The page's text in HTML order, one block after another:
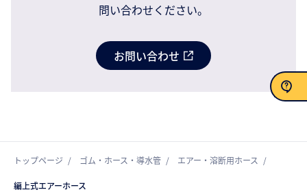
問い合わせください。
お問い合わせ
トップページ ゴム・ホース・導水管 エアー・溶断用ホース
編上式エアーホース